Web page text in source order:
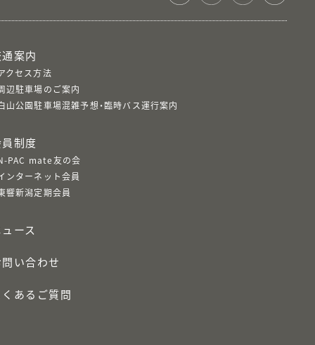
案内
クセス方法
辺駐車場のご案内
山公園駐車場混雑予想・臨時バス運行案内
制度
PAC mate友の会
ンターネット会員
響新潟定期会員
ース
問い合わせ
くあるご質問